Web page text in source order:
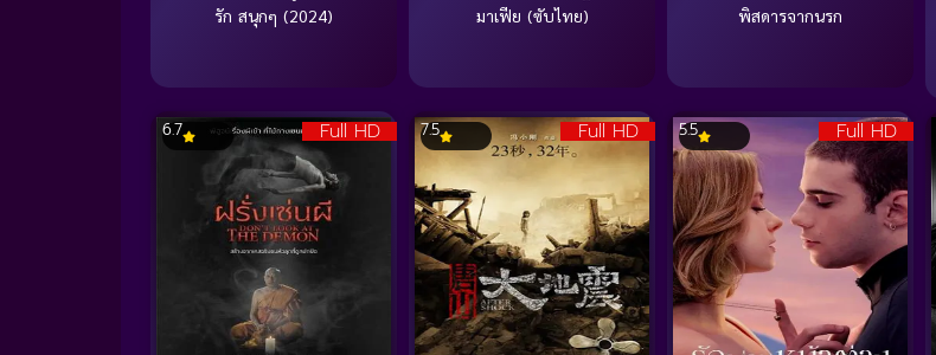
รัก สนุกๆ (2024)
มาเฟีย (ซับไทย)
พิสดารจากนรก
Full HD
6.7 Full HD
7.5 Full HD
5.5